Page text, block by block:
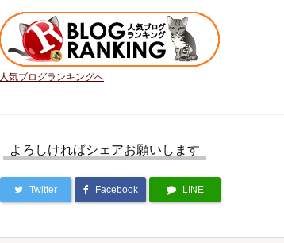
人気ブログランキングへ
よろしければシェアお願いします
Twitter Facebook LINE